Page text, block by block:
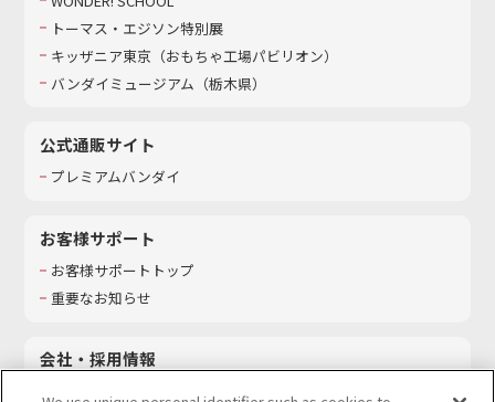
トーマス・エジソン特別展
キッザニア東京（おもちゃ工場パビリオン）​
バンダイミュージアム（栃木県）
公式通販サイト
プレミアムバンダイ
お客様サポート
お客様サポートトップ
重要なお知らせ
会社・採用情報